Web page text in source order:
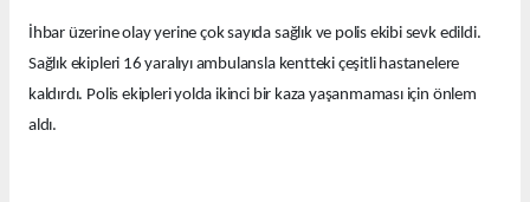
İhbar üzerine olay yerine çok sayıda sağlık ve polis ekibi sevk edildi.
Sağlık ekipleri 16 yaralıyı ambulansla kentteki çeşitli hastanelere
kaldırdı. Polis ekipleri yolda ikinci bir kaza yaşanmaması için önlem
aldı.